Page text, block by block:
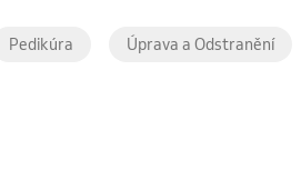
Pedikúra Úprava a Odstranění